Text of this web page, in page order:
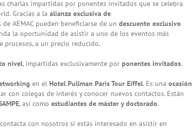
charlas impartidas por ponentes invitados que se celebra
Gracias a la alianza exclusiva de
AEMAC pueden beneficiarse de un descuento exclusivo
la oportunidad de asistir a uno de los eventos más
procesos, a un precio reducido.
nivel, impartidas exclusivamente por ponentes invitados.
en el Hotel Pullman Paris Tour Eiffel. Es una ocasión
con colegas de interés y conocer nuevos contactos. Están
, así como estudiantes de máster y doctorado.
contacta con nosotros si estás interesado en asistir en